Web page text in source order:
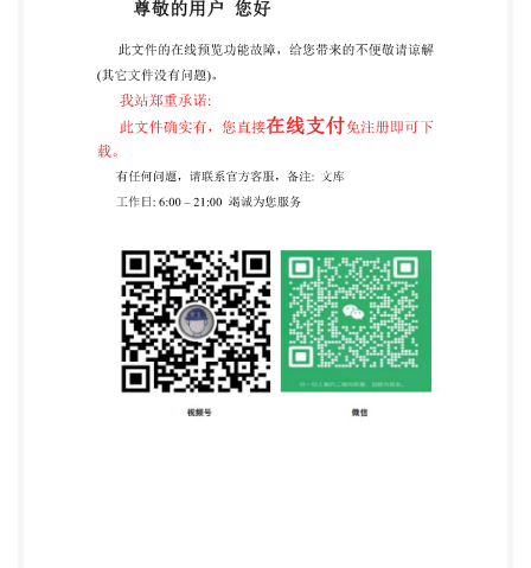
度1025kg/cm²改为1025kg/m。 本标准由中国船舶工
业集团公司提出。 本标准由全国小艇标准化技术委员
会归口。 本标准起草单位：中国船舶工业第七O八研
究所。 本标准主要起草人：林德辉、梁启康。